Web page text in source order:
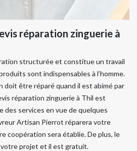
réparation zinguerie à
structurée et constitue un travail
sont indispensables à l’homme.
doit être réparé quand il est abimé par
réparation zinguerie à Thil est
des services en vue de quelques
Artisan Pierrot réparera votre
coopération sera établie. De plus, le
votre projet et il est gratuit.